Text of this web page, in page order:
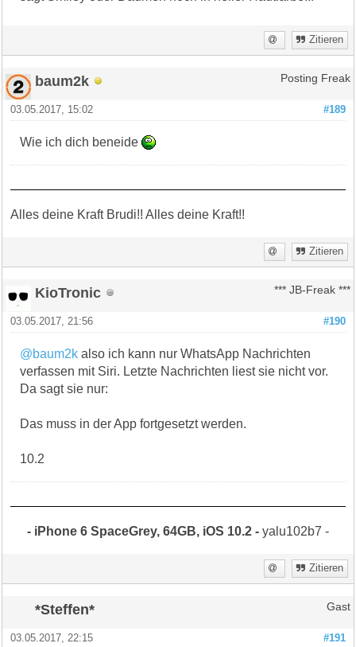
Zitieren
baum2k Posting Freak
#189
03.05.2017, 15:02
Wie ich dich beneide
Alles deine Kraft Brudi!! Alles deine Kraft!!
Zitieren
KioTronic *** JB-Freak ***
#190
03.05.2017, 21:56
@baum2k also ich kann nur WhatsApp Nachrichten
verfassen mit Siri. Letzte Nachrichten liest sie nicht vor.
Da sagt sie nur:
Das muss in der App fortgesetzt werden.
10.2
- iPhone 6 SpaceGrey, 64GB, iOS 10.2 -yalu102b7 -
Zitieren
*Steffen* Gast
#191
03.05.2017, 22:15